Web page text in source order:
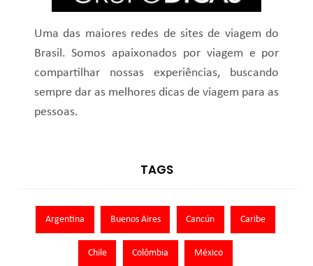
Uma das maiores redes de sites de viagem do
Brasil. Somos apaixonados por viagem e por
compartilhar nossas experiências, buscando
sempre dar as melhores dicas de viagem para as
pessoas.
TAGS
Argentina Buenos Aires Cancún Caribe
Chile Colômbia México